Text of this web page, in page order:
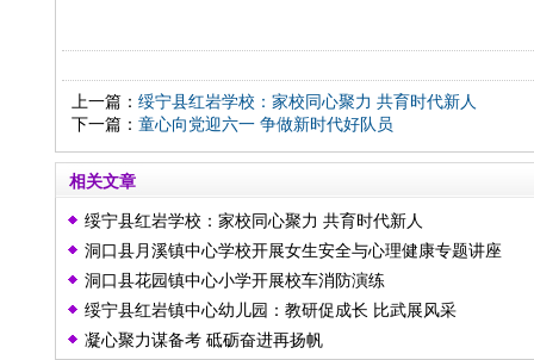
上一篇： 绥宁县红岩学校：家校同心聚力 共育时代新人
下一篇： 童心向党迎六一 争做新时代好队员
相关文章
绥宁县红岩学校：家校同心聚力 共育时代新人
洞口县月溪镇中心学校开展女生安全与心理健康专题讲座
洞口县花园镇中心小学开展校车消防演练
绥宁县红岩镇中心幼儿园：教研促成长 比武展风采
凝心聚力谋备考 砥砺奋进再扬帆